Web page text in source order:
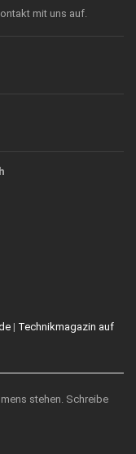
mit uns auf.
| Technikmagazin auf
stehen. Schreibe